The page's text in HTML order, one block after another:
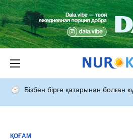
Бізбен бірге қатарынан болған
ҚОҒАМ